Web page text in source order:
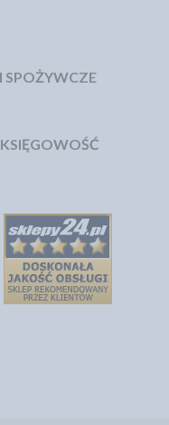
SPOŻYWCZE